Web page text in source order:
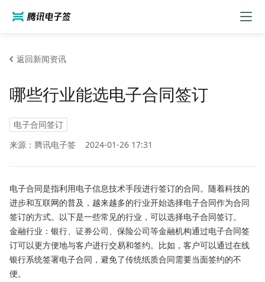
返回新闻资讯
哪些行业能选电子合同签订
电子合同签订
来源：腾讯电子签
2024-01-26 17:31
电子合同是指利用电子信息技术手段进行签订的合同。随着科技的
进步和互联网的普及，越来越多的行业开始选择电子合同作为合同
签订的方式。以下是一些常见的行业，可以选择电子合同签订。
金融行业：银行、证券公司、保险公司等金融机构通过电子合同签
订可以更方便地与客户进行交易和签约。比如，客户可以通过在线
银行系统签署电子合同，避免了传统纸质合同需要当面签约的不
便。